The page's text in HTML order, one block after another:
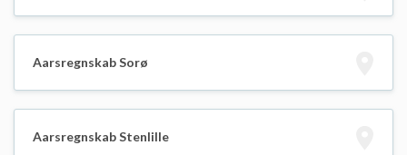
Aarsregnskab Sorø
Aarsregnskab Stenlille